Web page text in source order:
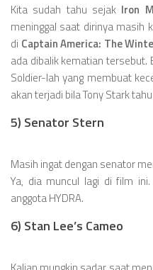
Kita sudah tahu sejak Iron
meninggal saat dirinya masih
di Captain America: The
ada dibalik kematian tersebut.
Soldier-lah yang membuat
akan terjadi bila Tony Stark
5) Senator Stern
Masih ingat dengan senator
Ya, dia muncul lagi di film ini.
anggota HYDRA.
6) Stan Lee’s Cameo